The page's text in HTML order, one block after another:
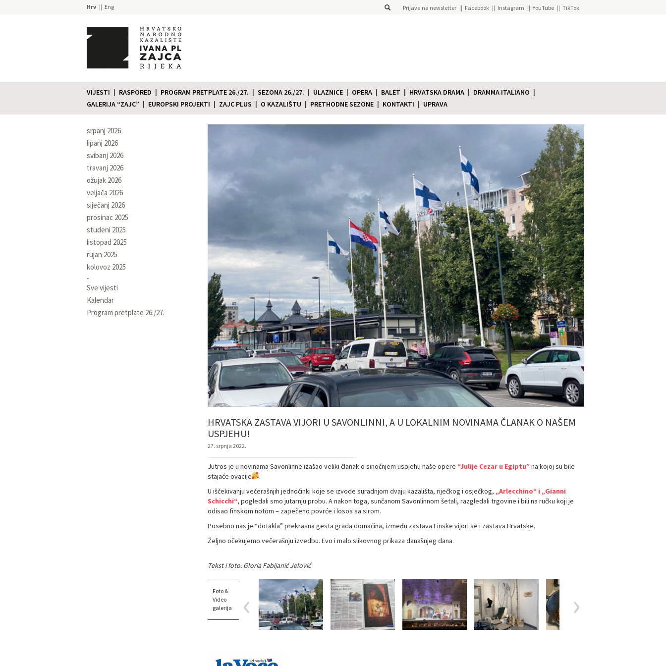
Hrv Eng Prijava na newsletter Facebook Instagram YouTube TikTok
VIJESTI RASPORED PROGRAM PRETPLATE 26./27. SEZONA 26./27. ULAZNICE OPERA BALET HRVATSKA DRAMA
DRAMMA ITALIANO
GALERIJA “ZAJC”
EUROPSKI PROJEKTI ZAJC PLUS O KAZALIŠTU PRETHODNE SEZONE KONTAKTI UPRAVA
srpanj 2026
lipanj 2026
svibanj 2026
travanj 2026
ožujak 2026
veljača 2026
siječanj 2026
prosinac 2025
studeni 2025
listopad 2025
rujan 2025
kolovoz 2025
Sve vijesti
Kalendar
Program pretplate 26./27.
HRVATSKA ZASTAVA VIJORI U SAVONLINNI, A U LOKALNIM NOVINAMA ČLANAK O NAŠEM
USPJEHU!
27. srpnja 2022.
Jutros je u novinama Savonlinne izašao veliki članak o sinoćnjem uspjehu naše opere “Julije Cezar u Egiptu” na kojoj su bile
stajaće ovacije
.
U iščekivanju večerašnjih jednočinki koje se izvode suradnjom dvaju kazališta, riječkog i osječkog, „Arlecchino“ i „Gianni
Schicchi“, pogledali smo jutarnju probu. A nakon toga, sunčanom Savonlinnom šetali, razgledali trgovine i bili na ručku koji je
odisao finskom notom – zapečeno povrće i losos sa sirom.
Posebno nas je “dotakla” prekrasna gesta grada domaćina, između zastava Finske vijori se i zastava Hrvatske.
Željno očekujemo večerašnju izvedbu. Evo i malo slikovnog prikaza današnjeg dana.
Tekst i foto: Gloria Fabijanić Jelović
Foto &
Video
galerija